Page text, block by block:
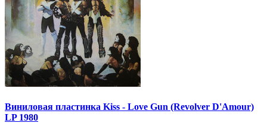
Виниловая пластинка Kiss - Love Gun (Revolver D'Amour)
LP 1980